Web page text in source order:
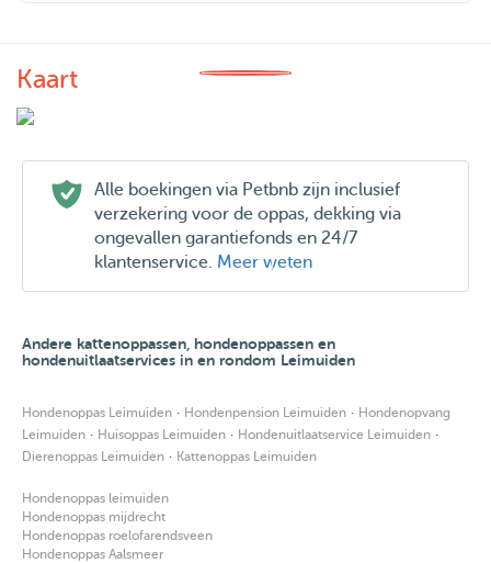
Kaart
Alle boekingen via Petbnb zijn inclusief
verzekering voor de oppas, dekking via
ongevallen garantiefonds en 24/7
klantenservice. Meer weten
Andere kattenoppassen, hondenoppassen en
hondenuitlaatservices in en rondom Leimuiden
Hondenoppas Leimuiden · Hondenpension Leimuiden · Hondenopvang
Leimuiden · Huisoppas Leimuiden · Hondenuitlaatservice Leimuiden ·
Dierenoppas Leimuiden · Kattenoppas Leimuiden
Hondenoppas leimuiden
Hondenoppas mijdrecht
Hondenoppas roelofarendsveen
Hondenoppas Aalsmeer